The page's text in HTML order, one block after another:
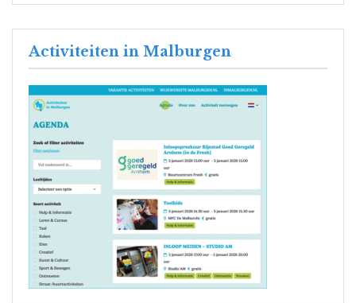
Activiteiten in Malburgen